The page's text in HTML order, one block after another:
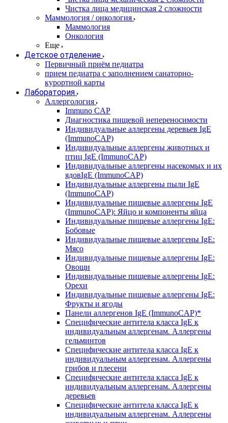
Чистка лица медицинская 2 сложности
Маммология / онкология
Маммология
Онкология
Еще
Детское отделение
Первичный приём педиатра
прием педиатра с заполнением санаторно-
курортной карты
Лаборатория
Аллергология
Immuno CAP
Диагностика пищевой непереносимости
Индивидуальные аллергены деревьев IgE
(ImmunoCAP)
Индивидуальные аллергены животных и
птиц IgE (ImmunoCAP)
Индивидуальные аллергены насекомых и их
ядовIgE (ImmunoCAP)
Индивидуальные аллергены пыли IgE
(ImmunoCAP)
Индивидуальные пищевые аллергены IgE
(ImmunoCAP): Яйцо и компоненты яйца
Индивидуальные пищевые аллергены IgE:
Бобовые
Индивидуальные пищевые аллергены IgE:
Мясо
Индивидуальные пищевые аллергены IgE:
Овощи
Индивидуальные пищевые аллергены IgE:
Орехи
Индивидуальные пищевые аллергены IgE:
Фрукты и ягоды
Панели аллергенов IgE (ImmunoCAP)*
Специфические антитела класса IgE к
индивидуальным аллергенам. Аллергены
гельминтов
Специфические антитела класса IgE к
индивидуальным аллергенам. Аллергены
грибов и плесени
Специфические антитела класса IgE к
индивидуальным аллергенам. Аллергены
деревьев
Специфические антитела класса IgE к
индивидуальным аллергенам. Аллергены